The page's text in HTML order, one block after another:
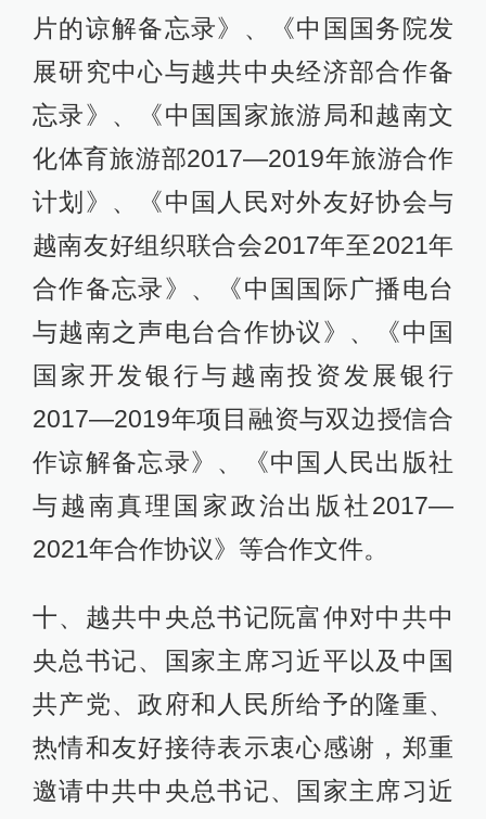
片的谅解备忘录》、《中国国务院发
展研究中心与越共中央经济部合作备
忘录》、《中国国家旅游局和越南文
化体育旅游部2017—2019年旅游合作
计划》、《中国人民对外友好协会与
越南友好组织联合会2017年至2021年
合作备忘录》、《中国国际广播电台
与越南之声电台合作协议》、《中国
国家开发银行与越南投资发展银行
2017—2019年项目融资与双边授信合
作谅解备忘录》、《中国人民出版社
与越南真理国家政治出版社2017—
2021年合作协议》等合作文件。
十、越共中央总书记阮富仲对中共中
央总书记、国家主席习近平以及中国
共产党、政府和人民所给予的隆重、
热情和友好接待表示衷心感谢，郑重
邀请中共中央总书记、国家主席习近